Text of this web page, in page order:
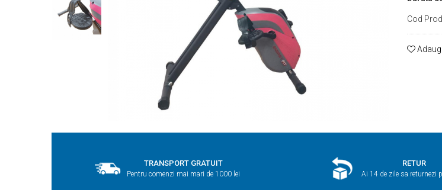
Cod
TRANSPORT GRATUIT
Pentru comenzi mai mari de 1000 lei
RETUR
Ai 14 de zile sa returnezi